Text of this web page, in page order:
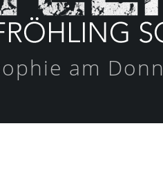
am